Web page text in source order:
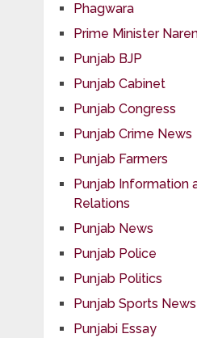
Phagwara
Prime Minister
Punjab BJP
Punjab Cabinet
Punjab Congress
Punjab Crime News
Punjab Farmers
Punjab Information
Relations
Punjab News
Punjab Police
Punjab Politics
Punjab Sports News
Punjabi Essay